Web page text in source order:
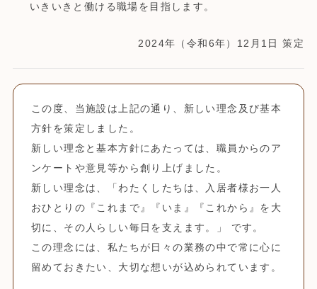
いきいきと働ける職場を目指します。
2024年（令和6年）12月1日 策定
この度、当施設は上記の通り、新しい理念及び基本
方針を策定しました。
新しい理念と基本方針にあたっては、職員からのア
ンケートや意見等から創り上げました。
新しい理念は、「わたくしたちは、入居者様お一人
おひとりの『これまで』『いま』『これから』を大
切に、その人らしい毎日を支えます。」 です。
この理念には、私たちが日々の業務の中で常に心に
留めておきたい、大切な想いが込められています。